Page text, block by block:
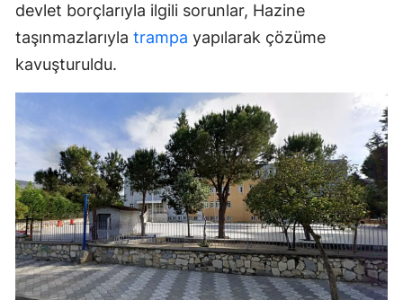
devlet borçlarıyla ilgili sorunlar, Hazine
taşınmazlarıyla trampa yapılarak çözüme
kavuşturuldu.